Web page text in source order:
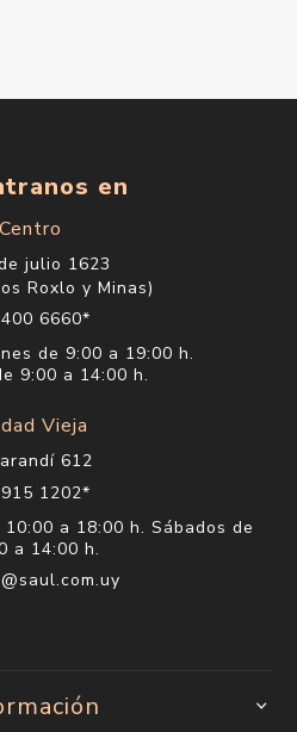
en
Centro
julio 1623
Roxlo y Minas)
6660*
de 9:00 a 19:00 h.
9:00 a 14:00 h.
Vieja
612
1202*
a 18:00 h. Sábados de
a 14:00 h.